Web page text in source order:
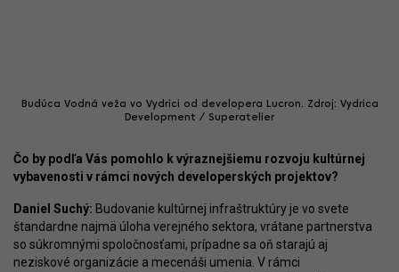
Budúca Vodná veža vo Vydrici od developera Lucron. Zdroj: Vydrica
Development / Superatelier
Čo by podľa Vás pomohlo k výraznejšiemu rozvoju kultúrnej
vybavenosti v rámci nových developerských projektov?
Daniel Suchý: Budovanie kultúrnej infraštruktúry je vo svete
štandardne najmä úloha verejného sektora, vrátane partnerstva
so súkromnými spoločnosťami, prípadne sa oň starajú aj
neziskové organizácie a mecenáši umenia. V rámci